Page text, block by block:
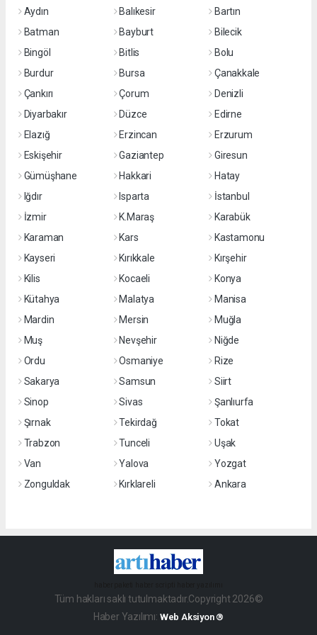
Aydın
Balıkesir
Bartın
Batman
Bayburt
Bilecik
Bingöl
Bitlis
Bolu
Burdur
Bursa
Çanakkale
Çankırı
Çorum
Denizli
Diyarbakır
Düzce
Edirne
Elazığ
Erzincan
Erzurum
Eskişehir
Gaziantep
Giresun
Gümüşhane
Hakkari
Hatay
Iğdır
Isparta
İstanbul
İzmir
K.Maraş
Karabük
Karaman
Kars
Kastamonu
Kayseri
Kırıkkale
Kırşehir
Kilis
Kocaeli
Konya
Kütahya
Malatya
Manisa
Mardin
Mersin
Muğla
Muş
Nevşehir
Niğde
Ordu
Osmaniye
Rize
Sakarya
Samsun
Siirt
Sinop
Sivas
Şanlıurfa
Şırnak
Tekirdağ
Tokat
Trabzon
Tunceli
Uşak
Van
Yalova
Yozgat
Zonguldak
Kırklareli Ankara
Tüm hakları saklı tutulmaktadır.Copyright 2026©
Haber Yazılımı: Web Aksiyon ®